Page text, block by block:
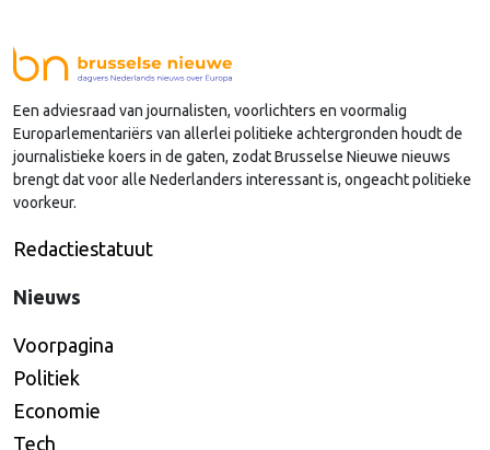
Nederlandse regio’s behoorlijk succesvol in hun
lobby in Brussel, en dat komt vooral omdat …
Continued
Een adviesraad van journalisten, voorlichters en voormalig
Europarlementariërs van allerlei politieke achtergronden houdt de
journalistieke koers in de gaten, zodat Brusselse Nieuwe nieuws
brengt dat voor alle Nederlanders interessant is, ongeacht politieke
voorkeur.
Redactiestatuut
Nieuws
Voorpagina
Politiek
Economie
Tech